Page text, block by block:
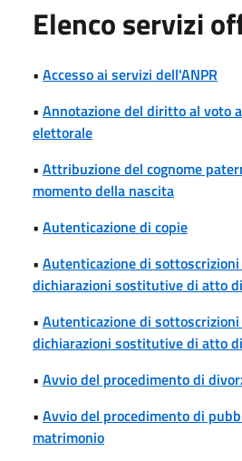
Elenco servizi
• Accesso ai servizi dell'ANPR
• Annotazione del diritto al voto
elettorale
• Attribuzione del cognome
momento della nascita
• Autenticazione di copie
• Autenticazione di
dichiarazioni sostitutive di atto
• Autenticazione di
dichiarazioni sostitutive di atto
• Avvio del procedimento di
• Avvio del procedimento di
matrimonio